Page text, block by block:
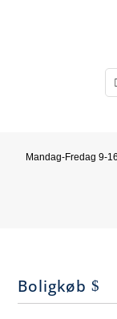
Mandag-Fredag 9-16
Boligkøb